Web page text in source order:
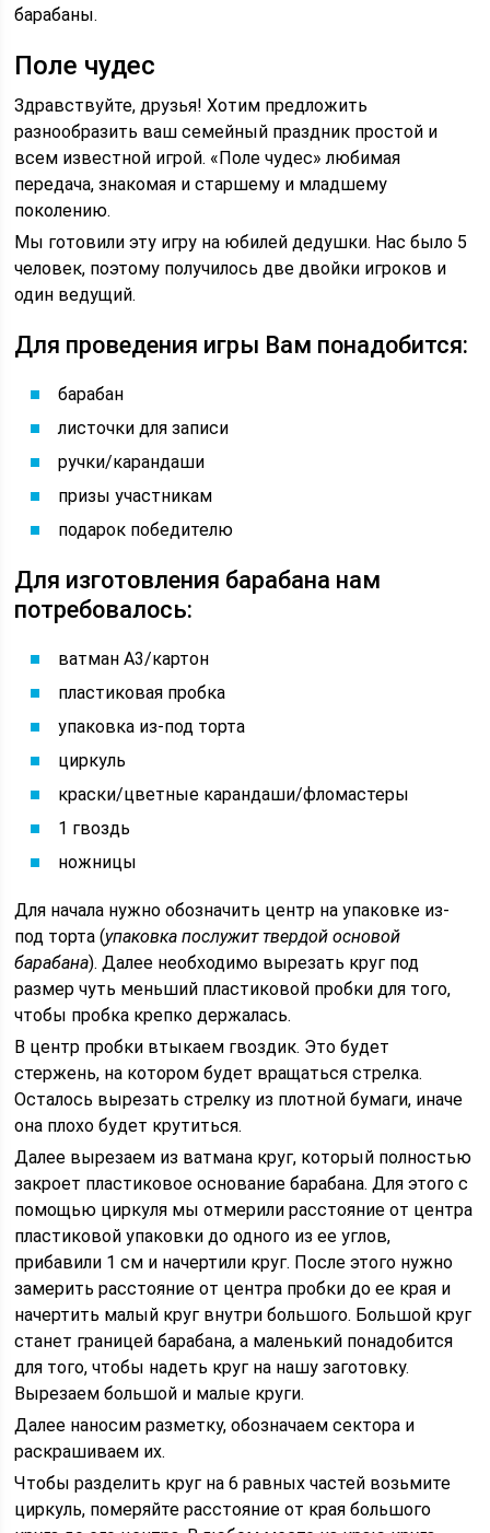
барабаны.
Поле чудес
Здравствуйте, друзья! Хотим предложить
разнообразить ваш семейный праздник простой и
всем известной игрой. «Поле чудес» любимая
передача, знакомая и старшему и младшему
поколению.
Мы готовили эту игру на юбилей дедушки. Нас было 5
человек, поэтому получилось две двойки игроков и
один ведущий.
Для проведения игры Вам понадобится:
барабан
листочки для записи
ручки/карандаши
призы участникам
подарок победителю
Для изготовления барабана нам
потребовалось:
ватман А3/картон
пластиковая пробка
упаковка из-под торта
циркуль
краски/цветные карандаши/фломастеры
1 гвоздь
ножницы
Для начала нужно обозначить центр на упаковке из-
под торта (упаковка послужит твердой основой
барабана). Далее необходимо вырезать круг под
размер чуть меньший пластиковой пробки для того,
чтобы пробка крепко держалась.
В центр пробки втыкаем гвоздик. Это будет
стержень, на котором будет вращаться стрелка.
Осталось вырезать стрелку из плотной бумаги, иначе
она плохо будет крутиться.
Далее вырезаем из ватмана круг, который полностью
закроет пластиковое основание барабана. Для этого с
помощью циркуля мы отмерили расстояние от центра
пластиковой упаковки до одного из ее углов,
прибавили 1 см и начертили круг. После этого нужно
замерить расстояние от центра пробки до ее края и
начертить малый круг внутри большого. Большой круг
станет границей барабана, а маленький понадобится
для того, чтобы надеть круг на нашу заготовку.
Вырезаем большой и малые круги.
Далее наносим разметку, обозначаем сектора и
раскрашиваем их.
Чтобы разделить круг на 6 равных частей возьмите
циркуль, померяйте расстояние от края большого